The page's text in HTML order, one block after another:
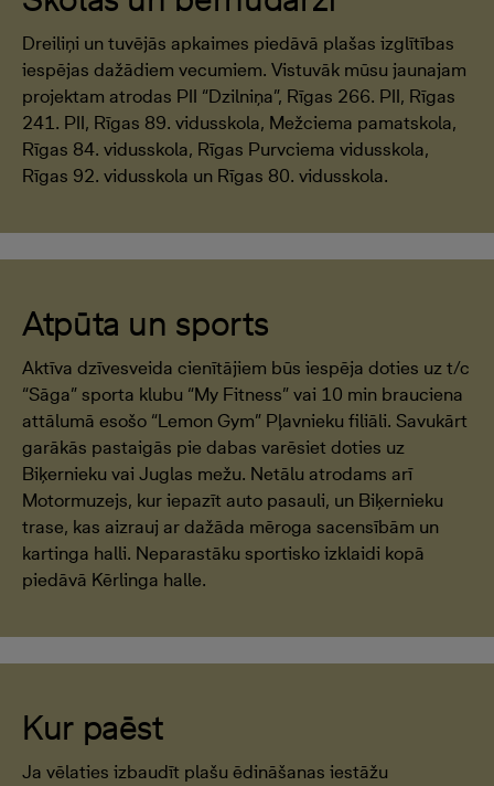
Dreiliņi un tuvējās apkaimes piedāvā plašas izglītības
iespējas dažādiem vecumiem. Vistuvāk mūsu jaunajam
projektam atrodas PII “Dzilniņa”, Rīgas 266. PII, Rīgas
241. PII, Rīgas 89. vidusskola, Mežciema pamatskola,
Rīgas 84. vidusskola, Rīgas Purvciema vidusskola,
Rīgas 92. vidusskola un Rīgas 80. vidusskola.
Atpūta un sports
Aktīva dzīvesveida cienītājiem būs iespēja doties uz t/c
“Sāga” sporta klubu “My Fitness” vai 10 min brauciena
attālumā esošo “Lemon Gym” Pļavnieku filiāli. Savukārt
garākās pastaigās pie dabas varēsiet doties uz
Biķernieku vai Juglas mežu. Netālu atrodams arī
Motormuzejs, kur iepazīt auto pasauli, un Biķernieku
trase, kas aizrauj ar dažāda mēroga sacensībām un
kartinga halli. Neparastāku sportisko izklaidi kopā
piedāvā Kērlinga halle.
Kur paēst
Ja vēlaties izbaudīt plašu ēdināšanas iestāžu